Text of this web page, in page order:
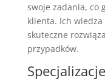
swoje zadania, co
klienta. Ich wiedza
skuteczne
przypadków.